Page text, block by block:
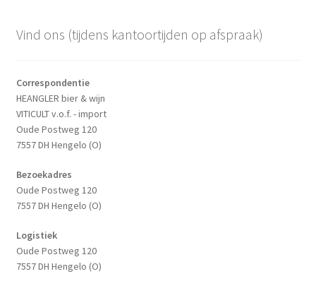
Vind ons (tijdens kantoortijden op afspraak)
Correspondentie
HEANGLER bier & wijn
VITICULT v.o.f. - import
Oude Postweg 120
7557 DH Hengelo (O)
Bezoekadres
Oude Postweg 120
7557 DH Hengelo (O)
Logistiek
Oude Postweg 120
7557 DH Hengelo (O)